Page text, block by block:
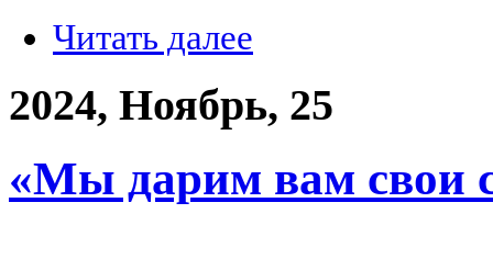
Читать далее
2024, Ноябрь, 25
«Мы дарим вам свои